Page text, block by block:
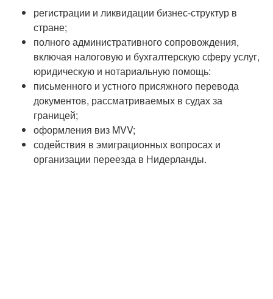
регистрации и ликвидации бизнес-структур в
стране;
полного административного сопровождения,
включая налоговую и бухгалтерскую сферу услуг,
юридическую и нотариальную помощь:
письменного и устного присяжного перевода
документов, рассматриваемых в судах за
границей;
оформления виз MVV;
содействия в эмиграционных вопросах и
организации переезда в Нидерланды.